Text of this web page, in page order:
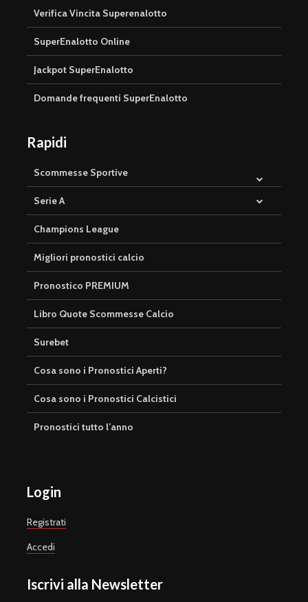
Verifica Vincita Superenalotto
SuperEnalotto Online
Jackpot SuperEnalotto
Domande frequenti SuperEnalotto
Rapidi
Scommesse Sportive
Serie A
Champions League
Migliori pronostici calcio
Pronostico PREMIUM
Libro Quote Scommesse Calcio
Surebet
Cosa sono i Pronostici Aperti?
Cosa sono i Pronostici Calcistici
Pronostici tutto l’anno
Login
Registrati
Accedi
Iscrivi alla Newsletter